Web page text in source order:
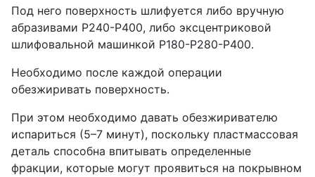
Под него поверхность шлифуется либо вручную
абразивами Р240-Р400, либо эксцентриковой
шлифовальной машинкой Р180-Р280-Р400.
Необходимо после каждой операции
обезжиривать поверхность.
При этом необходимо давать обезжиривателю
испариться (5–7 минут), поскольку пластмассовая
деталь способна впитывать определенные
фракции, которые могут проявиться на покрывном